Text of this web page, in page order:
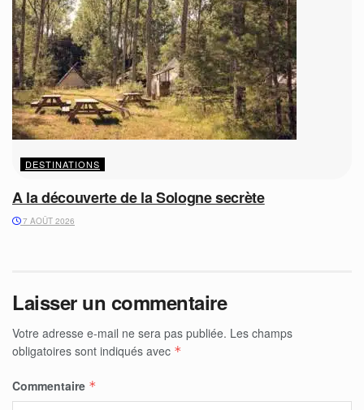
DESTINATIONS
A la découverte de la Sologne secrète
7 AOÛT 2026
Laisser un commentaire
Votre adresse e-mail ne sera pas publiée. Les champs
obligatoires sont indiqués avec *
Commentaire *